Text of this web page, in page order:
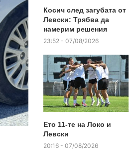
Косич след загубата от
Левски: Трябва да
намерим решения
23:52 - 07/08/2026
Ето 11-те на Локо и
Левски
20:16 - 07/08/2026